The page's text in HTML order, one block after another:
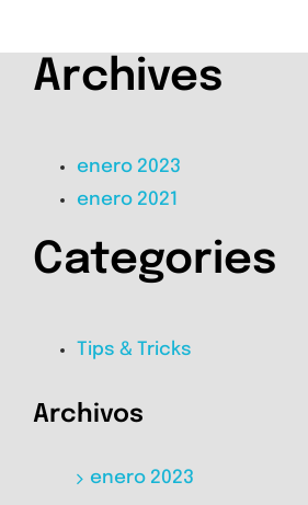
Archives
enero 2023
enero 2021
Categories
Tips & Tricks
Archivos
enero 2023